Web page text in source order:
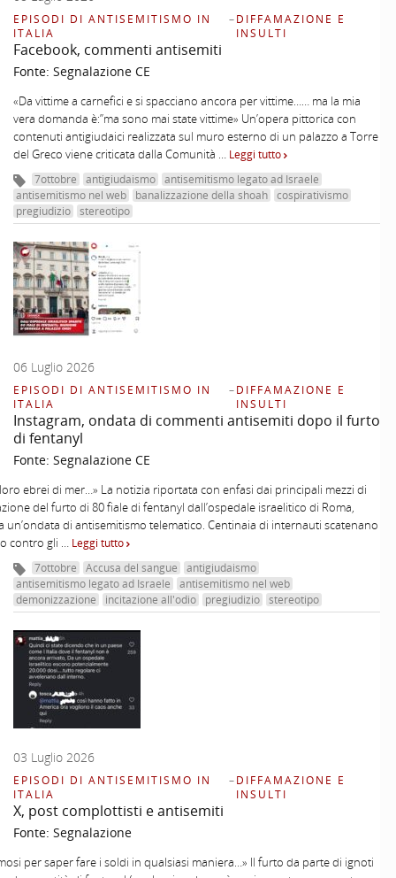
EPISODI DI ANTISEMITISMO IN
ITALIA
–DIFFAMAZIONE E
INSULTI
Facebook, commenti antisemiti
Fonte: Segnalazione CE
«Da vittime a carnefici e si spacciano ancora per vittime…… ma la mia
vera domanda è:”ma sono mai state vittime» Un’opera pittorica con
contenuti antigiudaici realizzata sul muro esterno di un palazzo a Torre
del Greco viene criticata dalla Comunità … Leggi tutto
7ottobre antigiudaismo
antisemitismo legato ad Israele
antisemitismo nel web
banalizzazione della shoah
cospirativismo
pregiudizio
stereotipo
06 Luglio 2026
EPISODI DI ANTISEMITISMO IN
ITALIA
–DIFFAMAZIONE E
INSULTI
Instagram, ondata di commenti antisemiti dopo il furto
di fentanyl
Fonte: Segnalazione CE
ebrei di mer…» La notizia riportata con enfasi dai principali mezzi di
del furto di 80 fiale di fentanyl dall’ospedale israelitico di Roma,
un’ondata di antisemitismo telematico. Centinaia di internauti scatenano
contro gli … Leggi tutto
7ottobre Accusa del sangue
antigiudaismo
antisemitismo legato ad Israele
antisemitismo nel web
demonizzazione
incitazione all'odio pregiudizio stereotipo
03 Luglio 2026
EPISODI DI ANTISEMITISMO IN
ITALIA
–DIFFAMAZIONE E
INSULTI
X, post complottisti e antisemiti
Fonte: Segnalazione
per saper fare i soldi in qualsiasi maniera…» Il furto da parte di ignoti